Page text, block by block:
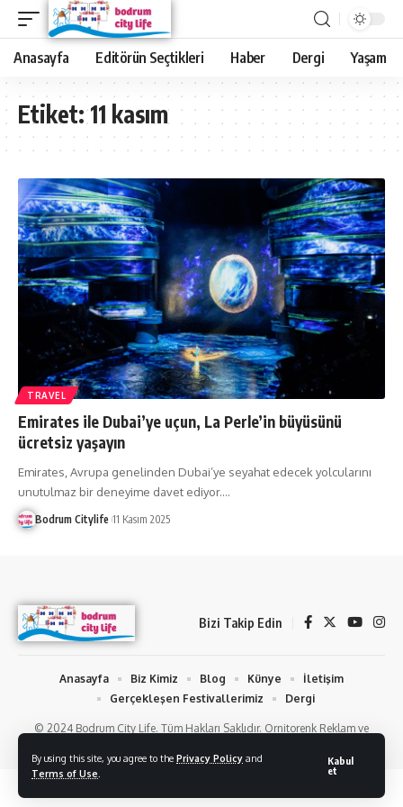
By using this site, you agree to the Privacy Policy and
Terms of Use
Kabul
et
Anasayfa Editörün Seçtikleri Haber Dergi Yaşam
Etiket:11 kasım
TRAVEL
Emirates ile Dubai’ye uçun, La Perle’in büyüsünü
ücretsiz yaşayın
Emirates, Avrupa genelinden Dubai’ye seyahat edecek yolcularını
unutulmaz bir deneyime davet ediyor.…
Bodrum Citylife 11 Kasım 2025
Bizi Takip Edin
© 2024 Bodrum City Life. Tüm Hakları Saklıdır. Ornitorenk Reklam ve
Anasayfa Biz Kimiz Blog Künye
İletişim
Gerçekleşen Festivallerimiz
Dergi